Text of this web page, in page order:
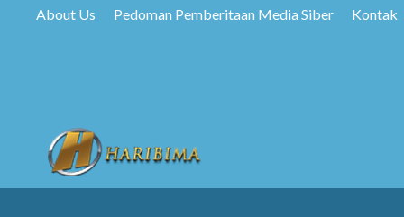
About Us Pedoman Pemberitaan Media Siber Kontak